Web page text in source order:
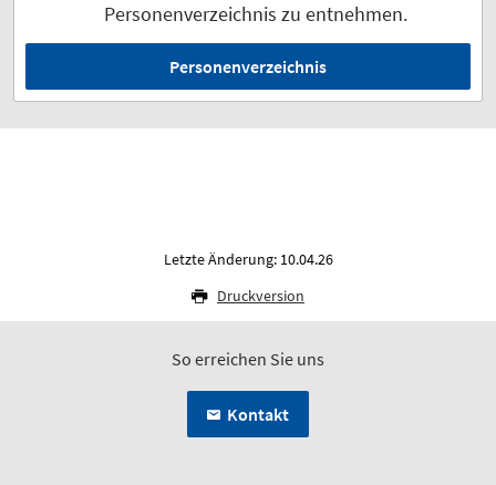
Personenverzeichnis zu entnehmen.
Personenverzeichnis
Letzte Änderung: 10.04.26
Druckversion
So erreichen Sie uns
Kontakt